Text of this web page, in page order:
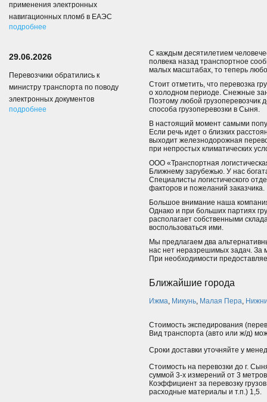
С каждым десятилетием
полвека назад транспортное
малых масштабах, то теперь
Стоит отметить, что перевозка
о холодном периоде. Снежные
Поэтому любой грузоперевозчик
способа грузоперевозки в Сыня.
В настоящий момент самыми
Если речь идет о близких
выходит железнодорожная
при непростых климатических
ООО «Транспортная
Ближнему зарубежью. У нас
Специалисты логистического
факторов и пожеланий заказчика.
Большое внимание наша
Однако и при больших партиях
располагает собственными
воспользоваться ими.
Мы предлагаем два
нас нет неразрешимых задач. За
При необходимости
Ближайшие города
Ижма, Микунь, Малая Пера,
Стоимость экспедирования
Вид транспорта (авто или ж/д)
Сроки доставки уточняйте у
Стоимость на перевозки до г.
суммой 3-х измерений от 3
Коэффициент за перевозку
расходные материалы и т.п.) 1,5.
применения электронных
навигационных пломб в ЕАЭС
подробнее
29.06.2026
Перевозчики обратились к
министру транспорта по поводу
электронных документов
подробнее